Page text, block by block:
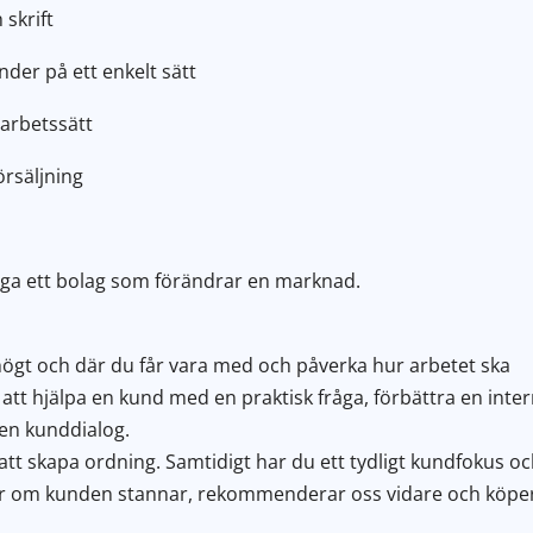
skrift
på ett enkelt sätt
ett bolag som förändrar en marknad.
och där du får vara med och påverka hur arbetet ska
hjälpa en kund med en praktisk fråga, förbättra en
kunddialog.
skapa ordning. Samtidigt har du ett tydligt kundfokus
kunden stannar, rekommenderar oss vidare och